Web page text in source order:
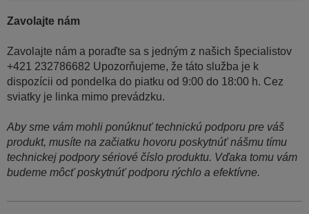
Zavolajte nám
Zavolajte nám a poraďte sa s jedným z našich špecialistov
+421 232786682 Upozorňujeme, že táto služba je k
dispozícii od pondelka do piatku od 9:00 do 18:00 h. Cez
sviatky je linka mimo prevádzku.
Aby sme vám mohli ponúknuť technickú podporu pre váš
produkt, musíte na začiatku hovoru poskytnúť nášmu tímu
technickej podpory sériové číslo produktu. Vďaka tomu vám
budeme môcť poskytnúť podporu rýchlo a efektívne.